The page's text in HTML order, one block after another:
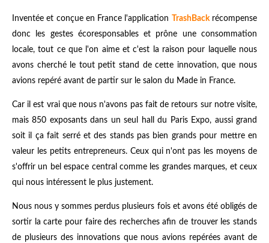
Inventée et conçue en France l'application TrashBackrécompense
donc les gestes écoresponsables et prône une consommation
locale, tout ce que l'on aime et c'est la raison pour laquelle nous
avons cherché le tout petit stand de cette innovation, que nous
avions repéré avant de partir sur le salon du Made in France.
Car il est vrai que nous n'avons pas fait de retours sur notre visite,
mais 850 exposants dans un seul hall du Paris Expo, aussi grand
soit il ça fait serré et des stands pas bien grands pour mettre en
valeur les petits entrepreneurs. Ceux qui n'ont pas les moyens de
s'offrir un bel espace central comme les grandes marques, et ceux
qui nous intéressent le plus justement.
Nous nous y sommes perdus plusieurs fois et avons été obligés de
sortir la carte pour faire des recherches afin de trouver les stands
de plusieurs des innovations que nous avions repérées avant de